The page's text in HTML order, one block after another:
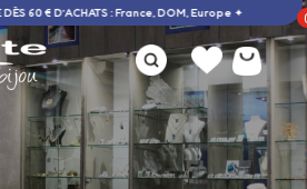
OFFERTE DÈS 60 € D’ACHATS : France, DOM,